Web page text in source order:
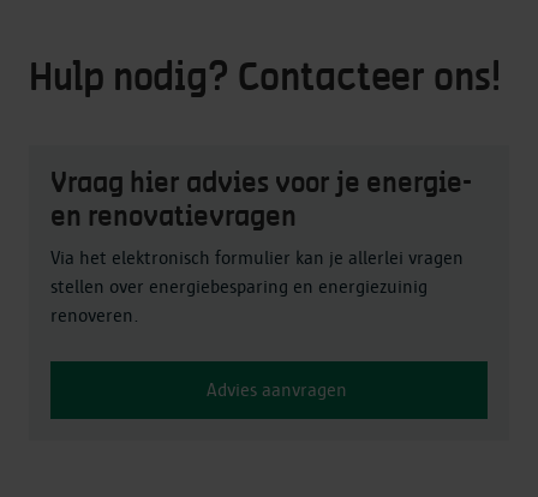
Hulp nodig? Contacteer ons!
Vraag hier advies voor je energie-
en renovatievragen
Via het elektronisch formulier kan je allerlei vragen
stellen over energiebesparing en energiezuinig
renoveren.
Advies aanvragen